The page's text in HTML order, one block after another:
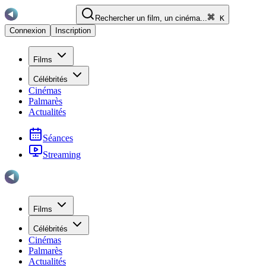
Rechercher un film, un cinéma...
K
Connexion
Inscription
Films
Célébrités
Cinémas
Palmarès
Actualités
Séances
Streaming
Films
Célébrités
Cinémas
Palmarès
Actualités